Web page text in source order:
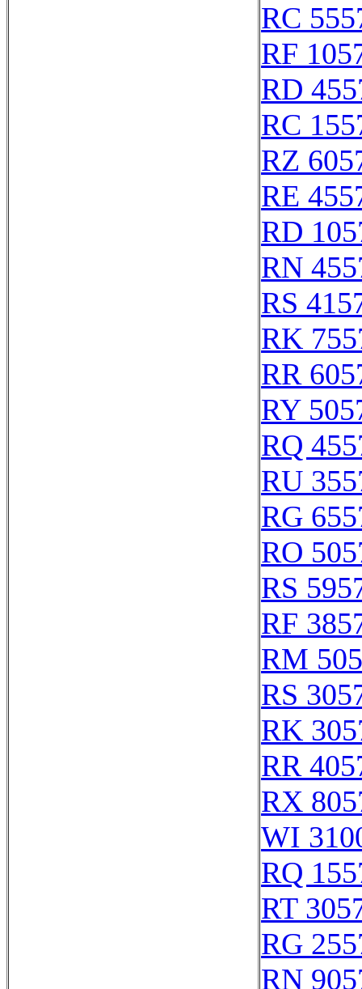
RC
RF
RD
RC
RZ
RE
RD
RN
RS
RK
RR
RY
RQ
RU
RG
RO
RS
RF
RM
RS
RK
RR
RX
WI
RQ
RT
RG
RN